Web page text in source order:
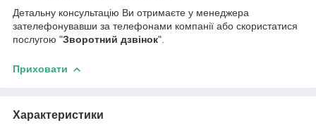
Детальну консультацію Ви отримаєте у менеджера
зателефонувавши за телефонами компанії або скористатися
послугою "Зворотний дзвінок".
Приховати
Характеристики